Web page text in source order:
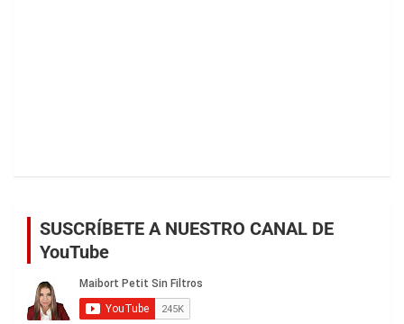
SUSCRÍBETE A NUESTRO CANAL DE
YouTube